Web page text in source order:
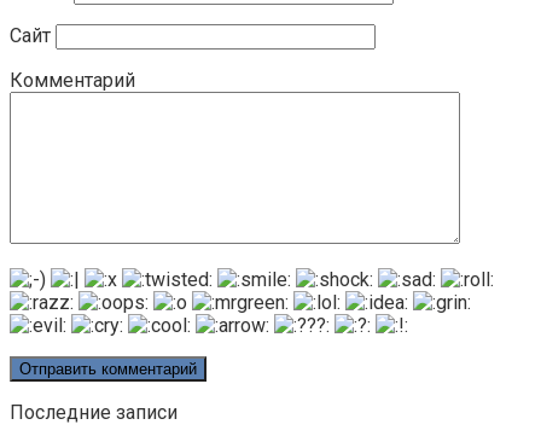
Сайт
Комментарий
Последние записи